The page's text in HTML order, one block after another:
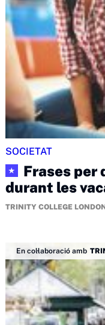
SOCIETAT
★
Frases per
durant les
TRINITY COLLEGE
En col·laboració amb